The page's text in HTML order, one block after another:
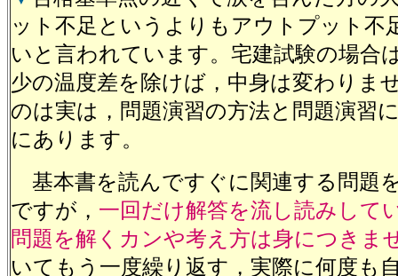
ット不足というよりもアウトプット不
いと言われています。宅建試験の場合
少の温度差を除けば，中身は変わりま
のは実は，問題演習の方法と問題演習
にあります。
基本書を読んですぐに関連する問題
ですが， 一回だけ解答を流し読みして
問題を解くカンや考え方は身につきま
いてもう一度繰り返す，実際に何度も